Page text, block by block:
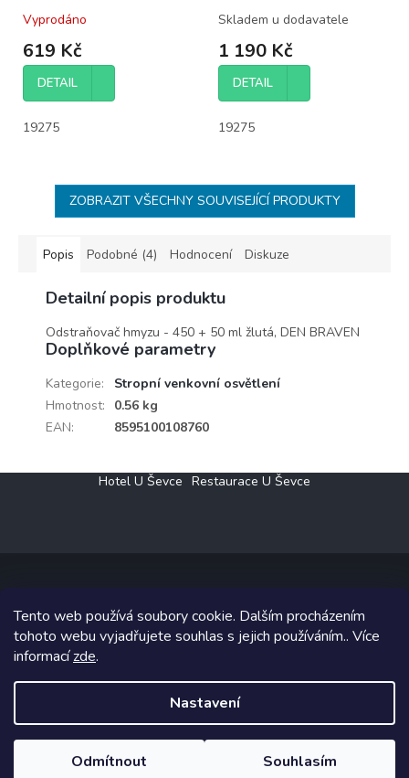
Tento web používá soubory cookie. Dalším procházením
tohoto webu vyjadřujete souhlas s jejich používáním.. Více
informacízde.
Nastavení
Odmítnout Souhlasím
Vyprodáno
619 Kč
DETAIL
19275
Skladem u dodavatele
1 190 Kč
DETAIL
19275
ZOBRAZIT VŠECHNY SOUVISEJÍCÍ PRODUKTY
Popis Podobné (4) Hodnocení Diskuze
Detailní popis produktu
Odstraňovač hmyzu - 450 + 50 ml žlutá, DEN BRAVEN
Doplňkové parametry
Kategorie:
Stropní venkovní osvětlení
Hmotnost:
0.56 kg
EAN: 8595100108760
Hotel U Ševce Restaurace U Ševce
Copyright 2026Elektro Klesný s.r.o.. Všechna práva vyhrazena.
Grafický návrh vytvořil a na Shoptet implementoval
Shoptetak.cz.
Vytvořil Shoptet